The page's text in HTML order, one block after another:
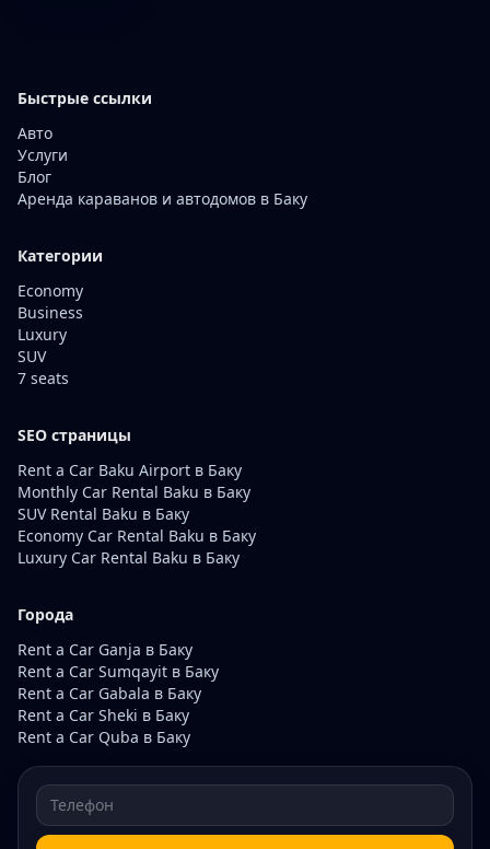
Быстрые ссылки
Авто
Услуги
Блог
Аренда караванов и автодомов в Баку
Категории
Economy
Business
Luxury
SUV
7 seats
SEO страницы
Rent a Car Baku Airport в Баку
Monthly Car Rental Baku в Баку
SUV Rental Baku в Баку
Economy Car Rental Baku в Баку
Luxury Car Rental Baku в Баку
Города
Rent a Car Ganja в Баку
Rent a Car Sumqayit в Баку
Rent a Car Gabala в Баку
Rent a Car Sheki в Баку
Rent a Car Quba в Баку